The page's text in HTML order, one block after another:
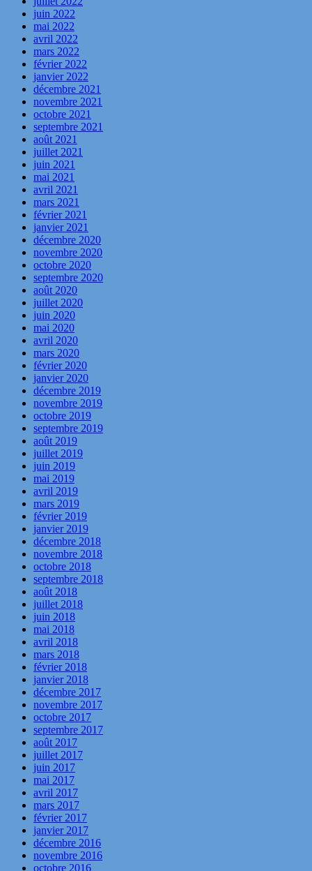
juin 2022
mai 2022
avril 2022
mars 2022
février 2022
janvier 2022
décembre 2021
novembre 2021
octobre 2021
septembre 2021
août 2021
juillet 2021
juin 2021
mai 2021
avril 2021
mars 2021
février 2021
janvier 2021
décembre 2020
novembre 2020
octobre 2020
septembre 2020
août 2020
juillet 2020
juin 2020
mai 2020
avril 2020
mars 2020
février 2020
janvier 2020
décembre 2019
novembre 2019
octobre 2019
septembre 2019
août 2019
juillet 2019
juin 2019
mai 2019
avril 2019
mars 2019
février 2019
janvier 2019
décembre 2018
novembre 2018
octobre 2018
septembre 2018
août 2018
juillet 2018
juin 2018
mai 2018
avril 2018
mars 2018
février 2018
janvier 2018
décembre 2017
novembre 2017
octobre 2017
septembre 2017
août 2017
juillet 2017
juin 2017
mai 2017
avril 2017
mars 2017
février 2017
janvier 2017
décembre 2016
novembre 2016
octobre 2016